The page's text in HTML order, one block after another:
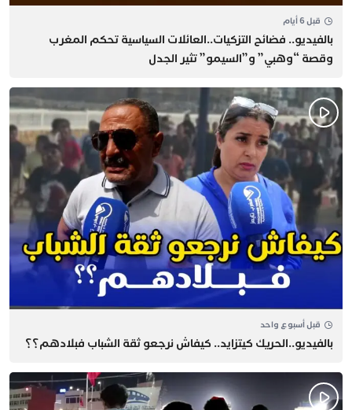
قبل 6 أيام
بالفيديو.. فضائح التزكيات..العائلات السياسية تحكم المغرب
وقصة “وهبي” و”السيمو” تثير الجدل
قبل أسبوع واحد
بالفيديو..الحريك كيتزايد.. كيفاش نرجعو ثقة الشباب فبلادهم؟؟